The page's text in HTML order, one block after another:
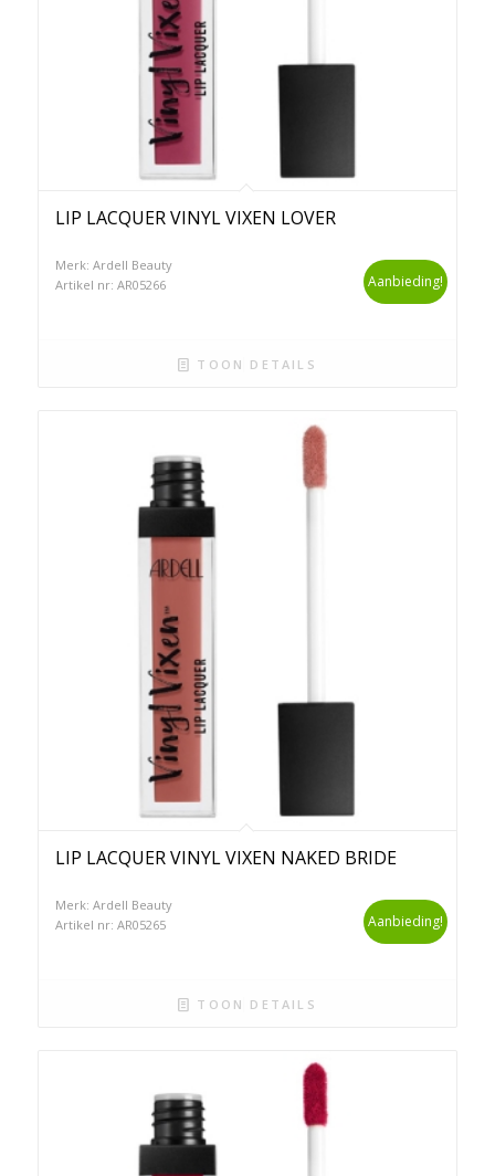
LIP LACQUER VINYL VIXEN LOVER
Merk: Ardell Beauty
Artikel nr: AR05266
Aanbieding!
TOON DETAILS
LIP LACQUER VINYL VIXEN NAKED BRIDE
Merk: Ardell Beauty
Artikel nr: AR05265
Aanbieding!
TOON DETAILS